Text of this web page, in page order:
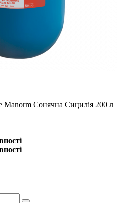
Manorm Сонячна Сицилія 200 л